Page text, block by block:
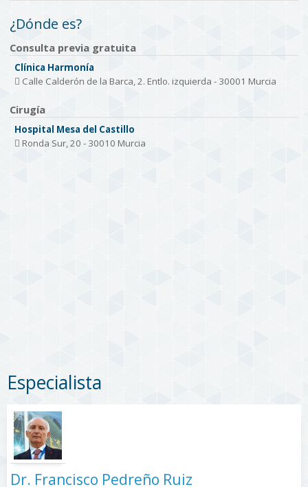
¿Dónde es?
Consulta previa gratuita
Clínica Harmonía
Calle Calderón de la Barca, 2. Entlo. izquierda - 30001 Murcia
Cirugía
Hospital Mesa del Castillo
Ronda Sur, 20 - 30010 Murcia
Especialista
Dr. Francisco Pedreño Ruiz